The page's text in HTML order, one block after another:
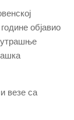
објавио
везе са